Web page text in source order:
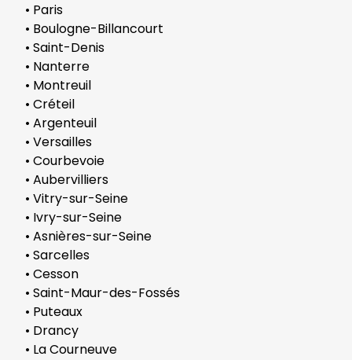
• Paris
• Boulogne-Billancourt
• Saint-Denis
• Nanterre
• Montreuil
• Créteil
• Argenteuil
• Versailles
• Courbevoie
• Aubervilliers
• Vitry-sur-Seine
• Ivry-sur-Seine
• Asnières-sur-Seine
• Sarcelles
• Cesson
• Saint-Maur-des-Fossés
• Puteaux
• Drancy
• La Courneuve